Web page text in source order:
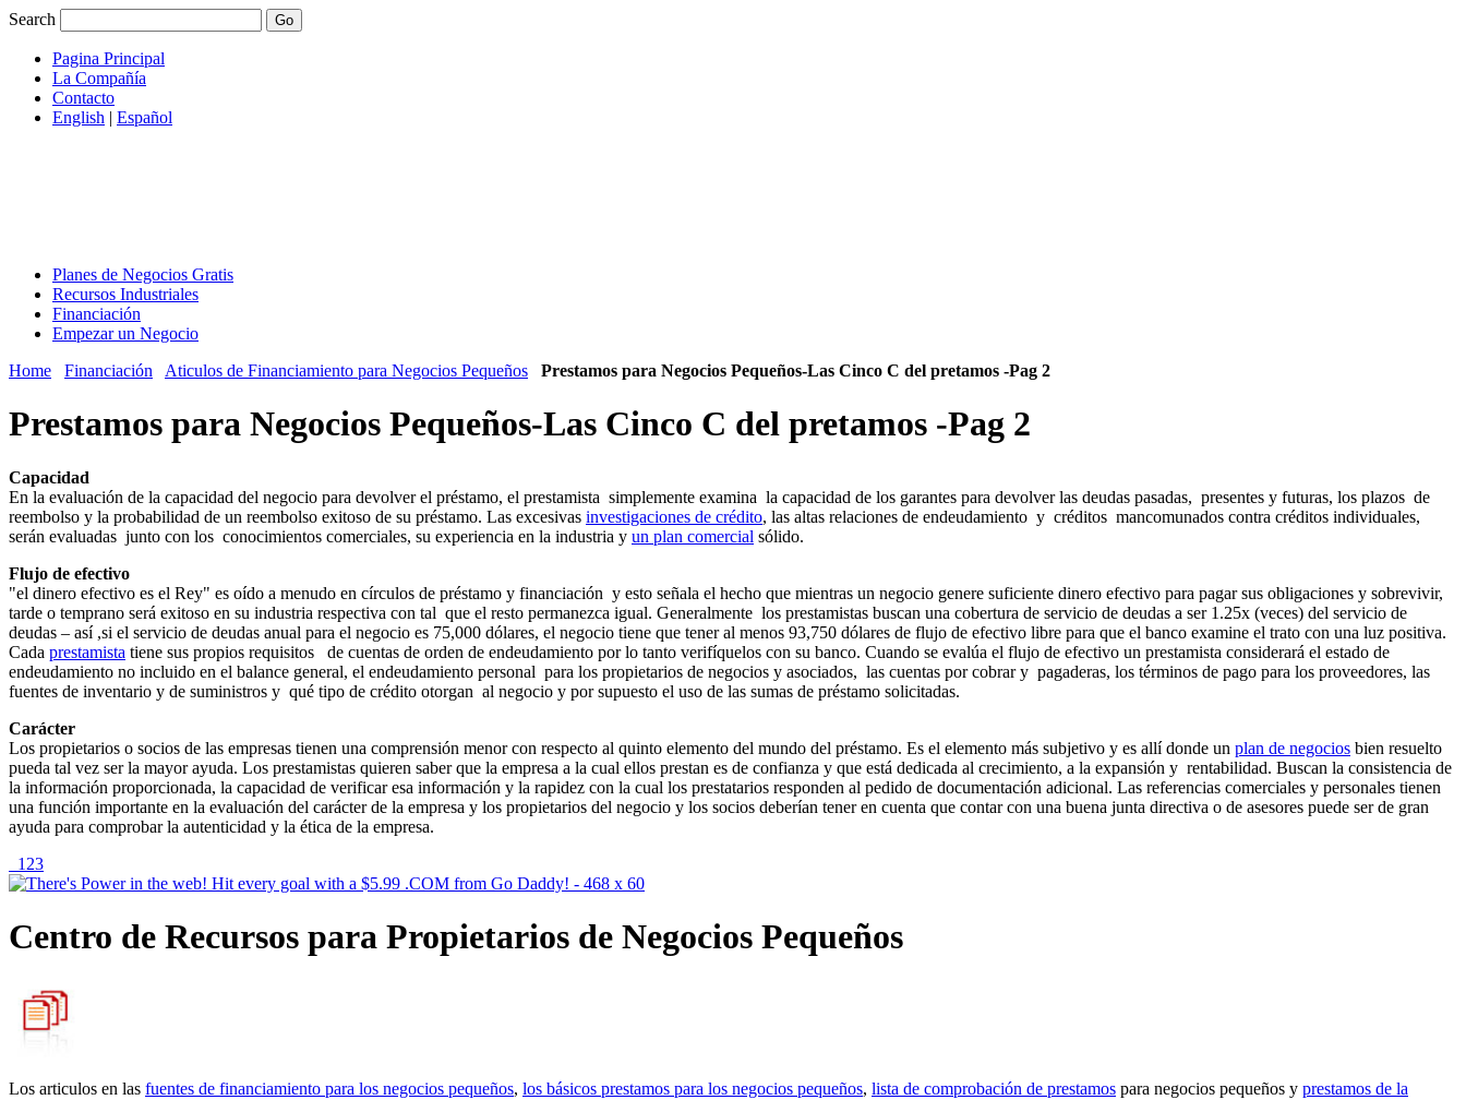
Search
Pagina Principal
La Compañía
Contacto
English | Español
Planes de Negocios Gratis
Recursos Industriales
Financiación
Empezar un Negocio
Home
Financiación Aticulos de Financiamiento para Negocios Pequeños Prestamos para Negocios Pequeños-Las Cinco C del pretamos -Pag 2
Prestamos para Negocios Pequeños-Las Cinco C del pretamos -Pag 2
Capacidad
En la evaluación de la capacidad del negocio para devolver el préstamo, el prestamista simplemente examina la capacidad de los garantes para devolver las deudas pasadas, presentes y futuras, los plazos de
reembolso y la probabilidad de un reembolso exitoso de su préstamo. Las excesivas investigaciones de crédito, las altas relaciones de endeudamiento y créditos mancomunados contra créditos individuales,
serán evaluadas junto con los conocimientos comerciales, su experiencia en la industria y un plan comercial sólido.
Flujo de efectivo
"el dinero efectivo es el Rey" es oído a menudo en círculos de préstamo y financiación y esto señala el hecho que mientras un negocio genere suficiente dinero efectivo para pagar sus obligaciones y sobrevivir,
tarde o temprano será exitoso en su industria respectiva con tal que el resto permanezca igual. Generalmente los prestamistas buscan una cobertura de servicio de deudas a ser 1.25x (veces) del servicio de
deudas – así ,si el servicio de deudas anual para el negocio es 75,000 dólares, el negocio tiene que tener al menos 93,750 dólares de flujo de efectivo libre para que el banco examine el trato con una luz positiva.
Cada prestamista tiene sus propios requisitos de cuentas de orden de endeudamiento por lo tanto verifíquelos con su banco. Cuando se evalúa el flujo de efectivo un prestamista considerará el estado de
endeudamiento no incluido en el balance general, el endeudamiento personal para los propietarios de negocios y asociados, las cuentas por cobrar y pagaderas, los términos de pago para los proveedores, las
fuentes de inventario y de suministros y qué tipo de crédito otorgan al negocio y por supuesto el uso de las sumas de préstamo solicitadas.
Carácter
Los propietarios o socios de las empresas tienen una comprensión menor con respecto al quinto elemento del mundo del préstamo. Es el elemento más subjetivo y es allí donde un plan de negocios bien resuelto
pueda tal vez ser la mayor ayuda. Los prestamistas quieren saber que la empresa a la cual ellos prestan es de confianza y que está dedicada al crecimiento, a la expansión y rentabilidad. Buscan la consistencia de
la información proporcionada, la capacidad de verificar esa información y la rapidez con la cual los prestatarios responden al pedido de documentación adicional. Las referencias comerciales y personales tienen
una función importante en la evaluación del carácter de la empresa y los propietarios del negocio y los socios deberían tener en cuenta que contar con una buena junta directiva o de asesores puede ser de gran
ayuda para comprobar la autenticidad y la ética de la empresa.
1 23
Centro de Recursos para Propietarios de Negocios Pequeños
Los articulos en las fuentes de financiamiento para los negocios pequeños, los básicos prestamos para los negocios pequeños, lista de comprobación de prestamos para negocios pequeños y prestamos de la